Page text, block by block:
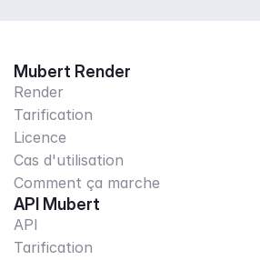
Mubert Render
Render
Tarification
Licence
Cas d'utilisation
Comment ça marche
API Mubert
API
Tarification